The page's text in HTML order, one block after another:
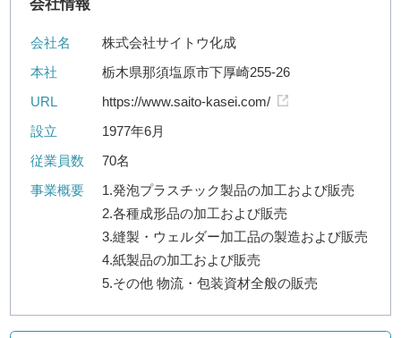
会社名
株式会社サイトウ化成
本社
栃木県那須塩原市下厚崎255-26
URL
https://www.saito-kasei.com/
設立
1977年6月
従業員数
70名
事業概要
1.発泡プラスチック製品の加工および販売
2.各種成形品の加工および販売
3.縫製・ウェルダー加工品の製造および販売
4.紙製品の加工および販売
5.その他 物流・包装資材全般の販売